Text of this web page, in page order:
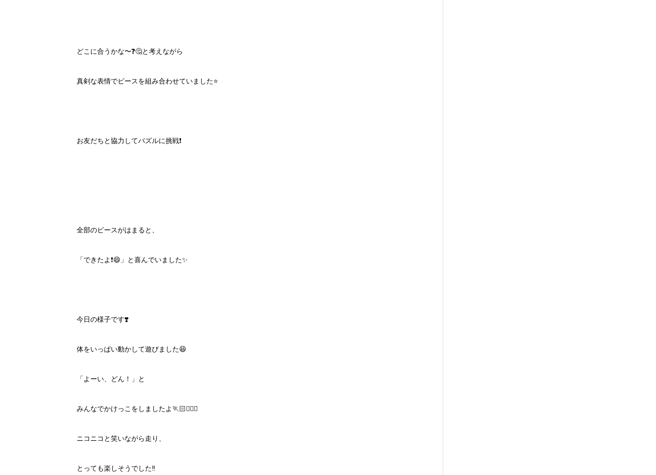
どこに合うかな〜❓🤔と考えながら
真剣な表情でピースを組み合わせていました⭐️
お友だちと協力してパズルに挑戦❗️
全部のピースがはまると、
「できたよ❗️😄」と喜んでいました✨
今日の様子です❣️
体をいっぱい動かして遊びました😆
「よーい、どん！」と
みんなでかけっこをしましたよ🏃🏻🏃🏻‍♀️
ニコニコと笑いながら走り、
とっても楽しそうでした‼️